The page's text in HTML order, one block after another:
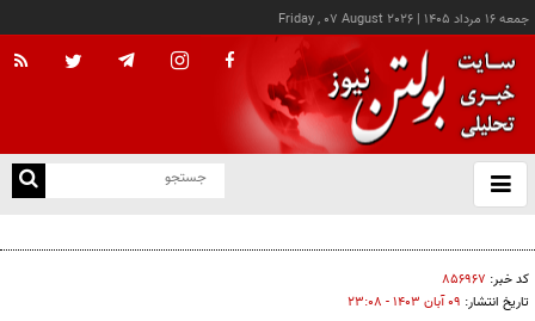
جمعه ۱۶ مرداد ۱۴۰۵ |
Friday , 07 August 2026
باز
و
کد خبر: ۸۵۶۹۶۷
تاریخ انتشار: ۰۹ آبان ۱۴۰۳ - ۲۳:۰۸